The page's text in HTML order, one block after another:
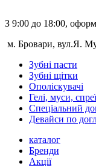
З 9:00 до 18:00,
м. Бровари, вул.Я.
Зубні пасти
Зубні щітки
Ополіскувачі
Гелі, муси, спреї
Спеціальний
Девайси по
каталог
Бренди
Акції